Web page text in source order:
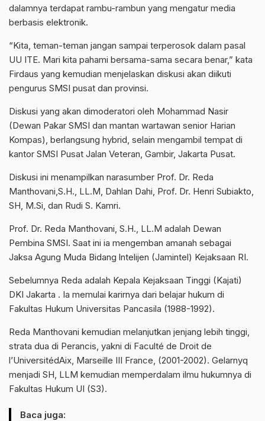
dalamnya terdapat rambu-rambun yang mengatur media
berbasis elektronik.
“Kita, teman-teman jangan sampai terperosok dalam pasal
UU ITE. Mari kita pahami bersama-sama secara benar,” kata
Firdaus yang kemudian menjelaskan diskusi akan diikuti
pengurus SMSI pusat dan provinsi.
Diskusi yang akan dimoderatori oleh Mohammad Nasir
(Dewan Pakar SMSI dan mantan wartawan senior Harian
Kompas), berlangsung hybrid, selain mengambil tempat di
kantor SMSI Pusat Jalan Veteran, Gambir, Jakarta Pusat.
Diskusi ini menampilkan narasumber Prof. Dr. Reda
Manthovani,S.H., LL.M, Dahlan Dahi, Prof. Dr. Henri Subiakto,
SH, M.Si, dan Rudi S. Kamri.
Prof. Dr. Reda Manthovani, S.H., LL.M adalah Dewan
Pembina SMSI. Saat ini ia mengemban amanah sebagai
Jaksa Agung Muda Bidang lntelijen (Jamintel) Kejaksaan RI.
Sebelumnya Reda adalah Kepala Kejaksaan Tinggi (Kajati)
DKI Jakarta . Ia memulai karirnya dari belajar hukum di
Fakultas Hukum Universitas Pancasila (1988-1992).
Reda Manthovani kemudian melanjutkan jenjang lebih tinggi,
strata dua di Perancis, yakni di Faculté de Droit de
l’UniversitédAix, Marseille III France, (2001-2002). Gelarnyq
menjadi SH, LLM kemudian memperdalam ilmu hukumnya di
Fakultas Hukum UI (S3).
Baca juga: